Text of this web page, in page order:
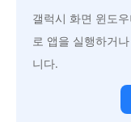
갤럭시 화면 윈도
로 앱을 실행하거
니다.